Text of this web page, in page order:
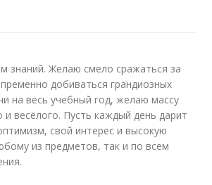
знаний. Желаю смело сражаться за
добиваться грандиозных
на весь учебный год, желаю массу
и весёлого. Пусть каждый день дарит
свой интерес и высокую
из предметов, так и по всем